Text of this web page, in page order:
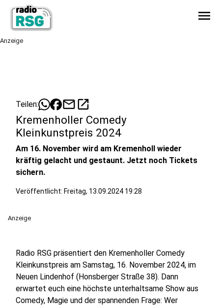
menu
Anzeige
Teilen: mailopen_in_new
Kremenholler Comedy
Kleinkunstpreis 2024
Am 16. November wird am Kremenholl wieder
kräftig gelacht und gestaunt. Jetzt noch Tickets
sichern.
Veröffentlicht: Freitag, 13.09.2024 19:28
Anzeige
Radio RSG präsentiert den Kremenholler Comedy
Kleinkunstpreis am Samstag, 16. November 2024, im
Neuen Lindenhof (Honsberger Straße 38). Dann
erwartet euch eine höchste unterhaltsame Show aus
Comedy, Magie und der spannenden Frage: Wer